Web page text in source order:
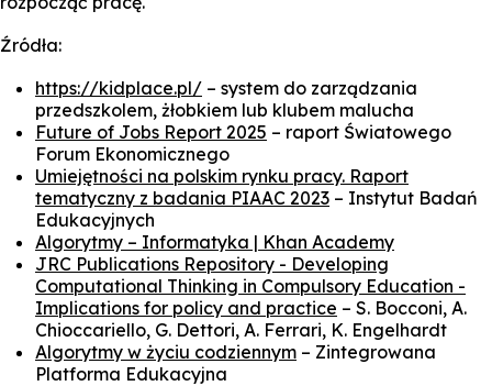
Źródła:
https://kidplace.pl/ – system do zarządzania
przedszkolem, żłobkiem lub klubem malucha
Future of Jobs Report 2025 – raport Światowego
Forum Ekonomicznego
Umiejętności na polskim rynku pracy. Raport
tematyczny z badania PIAAC 2023 – Instytut Badań
Edukacyjnych
Algorytmy – Informatyka | Khan Academy
JRC Publications Repository - Developing
Computational Thinking in Compulsory Education -
Implications for policy and practice – S. Bocconi, A.
Chioccariello, G. Dettori, A. Ferrari, K. Engelhardt
Algorytmy w życiu codziennym – Zintegrowana
Platforma Edukacyjna